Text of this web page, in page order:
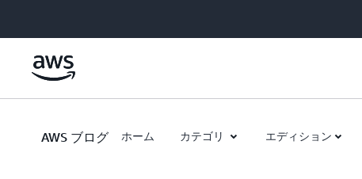
AWS ブログ ホーム カテゴリ エディション